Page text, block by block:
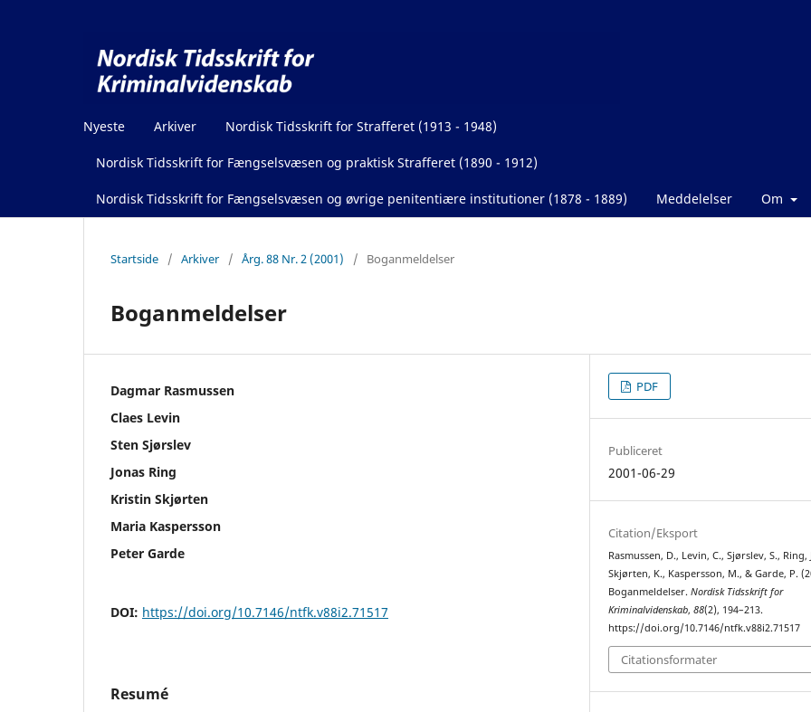
Nyeste Arkiver Nordisk Tidsskrift for Strafferet (1913 - 1948)
Nordisk Tidsskrift for Fængselsvæsen og praktisk Strafferet (1890 - 1912)
Nordisk Tidsskrift for Fængselsvæsen og øvrige penitentiære institutioner (1878 - 1889) Meddelelser Om
Startside / Arkiver / Årg. 88 Nr. 2 (2001) / Boganmeldelser
Boganmeldelser
Dagmar Rasmussen
Claes Levin
Sten Sjørslev
Jonas Ring
Kristin Skjørten
Maria Kaspersson
Peter Garde
DOI: https://doi.org/10.7146/ntfk.v88i2.71517
Resumé
PDF
Publiceret
2001-06-29
Citation/Eksport
Rasmussen, D., Levin, C., Sjørslev, S., Ring,
Skjørten, K., Kaspersson, M., & Garde, P.
Boganmeldelser.Nordisk Tidsskrift for
Kriminalvidenskab,88(2), 194–213.
https://doi.org/10.7146/ntfk.v88i2.71517
Citationsformater